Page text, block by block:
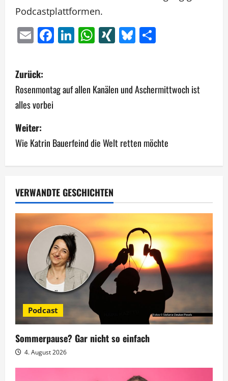
Podcastplattformen.
EmailFacebook
LinkedIn
WhatsApp
XINGBluesky
B
e
i
t
r
g
s
n
a
g
a
t
Zurück:
Rosenmontag auf allen Kanälen und Aschermittwoch ist
alles vorbei
Weiter:
Wie Katrin Bauerfeind die Welt retten möchte
VERWANDTE GESCHICHTEN
Podcast
Sommerpause? Gar nicht so einfach
4. August 2026